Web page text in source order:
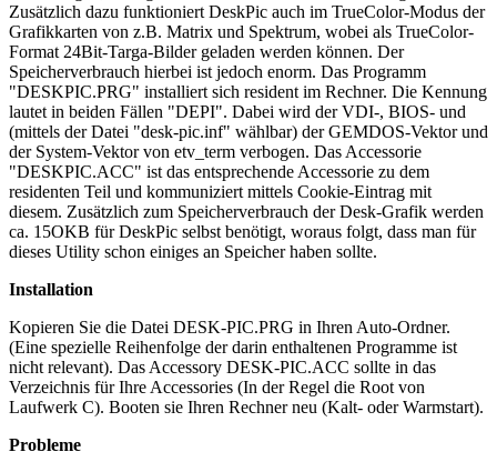
Zusätzlich dazu funktioniert DeskPic auch im TrueColor-Modus der
Grafikkarten von z.B. Matrix und Spektrum, wobei als TrueColor-
Format 24Bit-Targa-Bilder geladen werden können. Der
Speicherverbrauch hierbei ist jedoch enorm. Das Programm
"DESKPIC.PRG" installiert sich resident im Rechner. Die Kennung
lautet in beiden Fällen "DEPI". Dabei wird der VDI-, BIOS- und
(mittels der Datei "desk-pic.inf" wählbar) der GEMDOS-Vektor und
der System-Vektor von etv_term verbogen. Das Accessorie
"DESKPIC.ACC" ist das entsprechende Accessorie zu dem
residenten Teil und kommuniziert mittels Cookie-Eintrag mit
diesem. Zusätzlich zum Speicherverbrauch der Desk-Grafik werden
ca. 15OKB für DeskPic selbst benötigt, woraus folgt, dass man für
dieses Utility schon einiges an Speicher haben sollte.
Installation
Kopieren Sie die Datei DESK-PIC.PRG in Ihren Auto-Ordner.
(Eine spezielle Reihenfolge der darin enthaltenen Programme ist
nicht relevant). Das Accessory DESK-PIC.ACC sollte in das
Verzeichnis für Ihre Accessories (In der Regel die Root von
Laufwerk C). Booten sie Ihren Rechner neu (Kalt- oder Warmstart).
Probleme